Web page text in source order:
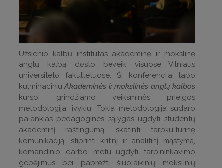
Užsienio kalbų institutas akademinę ir mokslinę
anglų kalbą dėsto beveik visuose Vilniaus
universiteto fakultetuose. Ši konferencija tapo
kulminaciniuAkademinės ir mokslinės anglų kalbos
kurso, grindžiamo veiksminės prieigos
metodologija, įvykiu. Tokia metodologija sudaro
palankias pedagogines sąlygas ugdyti studentų
akademinį raštingumą, skatinti tarpkultūrinę
komunikaciją, stiprinti kritinį ir analitinį mąstymą,
komandinio darbo metu ugdyti tarpininkavimo
gebėjimus bei pabrėžti šiuolaikinių mokslinių